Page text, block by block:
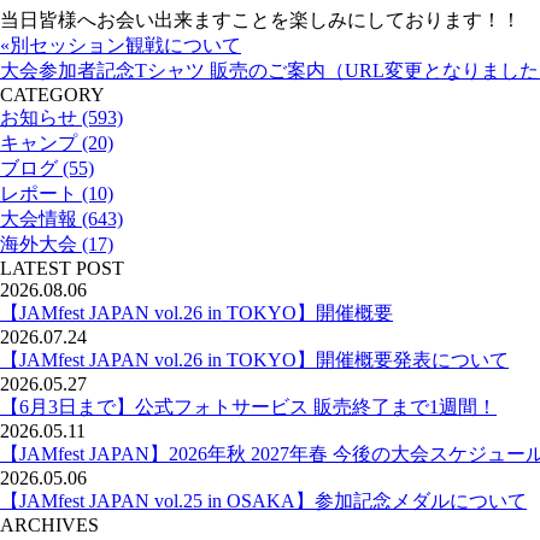
当日皆様へお会い出来ますことを楽しみにしております！！
«別セッション観戦について
大会参加者記念Tシャツ 販売のご案内（URL変更となりまし
CATEGORY
お知らせ (593)
キャンプ (20)
ブログ (55)
レポート (10)
大会情報 (643)
海外大会 (17)
LATEST POST
2026.08.06
【JAMfest JAPAN vol.26 in TOKYO】開催概要
2026.07.24
【JAMfest JAPAN vol.26 in TOKYO】開催概要発表について
2026.05.27
【6月3日まで】公式フォトサービス 販売終了まで1週間！
2026.05.11
【JAMfest JAPAN】2026年秋 2027年春 今後の大会スケジュー
2026.05.06
【JAMfest JAPAN vol.25 in OSAKA】参加記念メダルについて
ARCHIVES